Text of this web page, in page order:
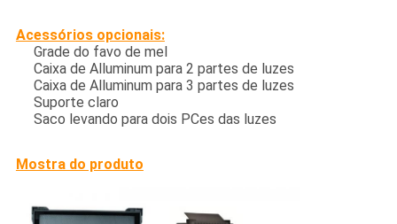
Acessórios opcionais:
Grade do favo de mel
Caixa de Alluminum para 2 partes de luzes
Caixa de Alluminum para 3 partes de luzes
Suporte claro
Saco levando para dois PCes das luzes
Mostra do produto